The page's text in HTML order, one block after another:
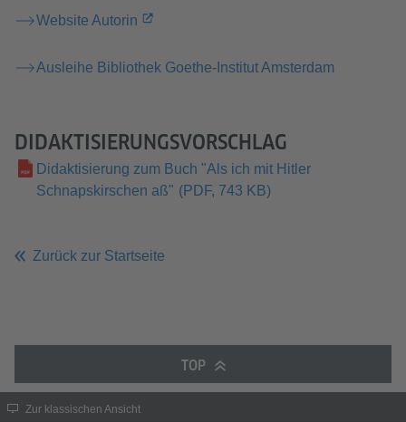
Website Autorin
Ausleihe Bibliothek Goethe-Institut Amsterdam
DIDAKTISIERUNGSVORSCHLAG
Didaktisierung zum Buch "Als ich mit Hitler
Schnapskirschen aß" (PDF, 743 KB)
Zurück zur Startseite
TOP
Zur klassischen Ansicht